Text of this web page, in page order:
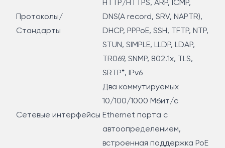
Протоколы/
Стандарты
HTTP/HTTPS, ARP, ICMP,
DNS(A record, SRV, NAPTR),
DHCP, PPPoE, SSH, TFTP, NTP,
STUN, SIMPLE, LLDP, LDAP,
TR069, SNMP, 802.1x, TLS,
SRTP*, IPv6
Сетевые интерфейсы
Два коммутируемых
10/100/1000 Мбит/с
Ethernet порта с
автоопределением,
встроенная поддержка PoE